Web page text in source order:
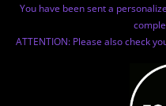
You have been sent a
ATTENTION: Please also check